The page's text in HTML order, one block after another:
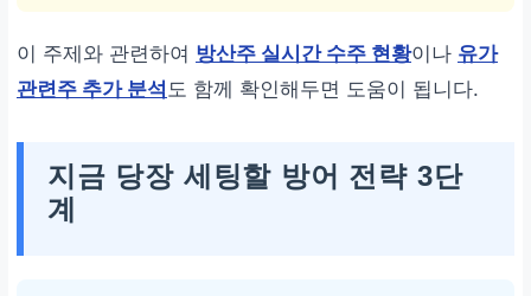
이 주제와 관련하여 방산주 실시간 수주 현황이나 유가
관련주 추가 분석 도 함께 확인해두면 도움이 됩니다.
지금 당장 세팅할 방어 전략 3단
계